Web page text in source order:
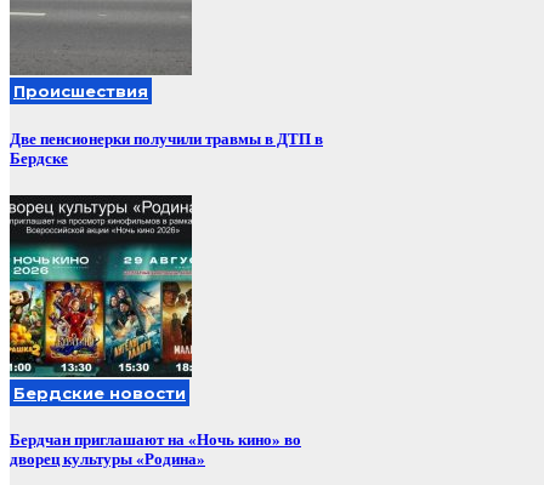
Происшествия
Две пенсионерки получили травмы в ДТП в
Бердске
Бердские новости
Бердчан приглашают на «Ночь кино» во
дворец культуры «Родина»